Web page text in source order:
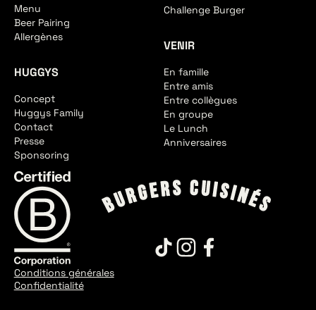
Menu
Beer Pairing
Allergènes
HUGGYS
Concept
Huggys Family
Contact
Presse
Sponsoring
Challenge Burger
VENIR
En famille
Entre amis
Entre collègues
En groupe
Le Lunch
Anniversaires
Conditions générales
Confidentialité